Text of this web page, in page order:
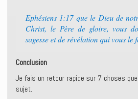
Ephésiens 1:17 que le Dieu de
Christ, le Père de gloire, vous
sagesse et de révélation qui vous le
Conclusion
Je fais un retour rapide sur 7 choses
sujet.